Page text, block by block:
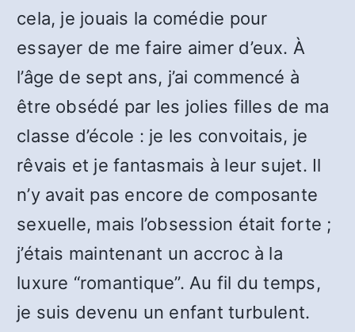
cela, je jouais la comédie pour
essayer de me faire aimer d’eux. À
l’âge de sept ans, j’ai commencé à
être obsédé par les jolies filles de ma
classe d’école : je les convoitais, je
rêvais et je fantasmais à leur sujet. Il
n’y avait pas encore de composante
sexuelle, mais l’obsession était forte ;
j’étais maintenant un accroc à la
luxure “romantique”. Au fil du temps,
je suis devenu un enfant turbulent.